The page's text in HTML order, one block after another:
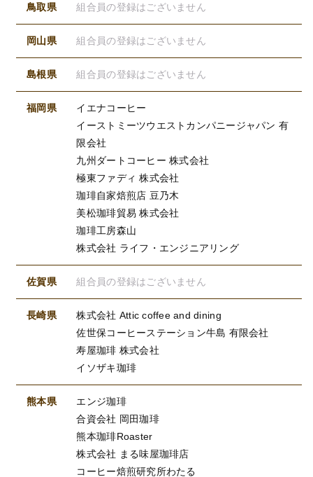
鳥取県 組合員の登録はございません
岡山県 組合員の登録はございません
島根県 組合員の登録はございません
福岡県
イエナコーヒー
イーストミーツウエストカンパニージャパン 有
限会社
九州ダートコーヒー 株式会社
極東ファディ 株式会社
珈琲自家焙煎店 豆乃木
美松珈琲貿易 株式会社
珈琲工房森山
株式会社 ライフ・エンジニアリング
佐賀県 組合員の登録はございません
長崎県
株式会社 Attic coffee and dining
佐世保コーヒーステーション牛島 有限会社
寿屋珈琲 株式会社
イソザキ珈琲
熊本県
エンジ珈琲
合資会社 岡田珈琲
熊本珈琲Roaster
株式会社 まる味屋珈琲店
コーヒー焙煎研究所わたる